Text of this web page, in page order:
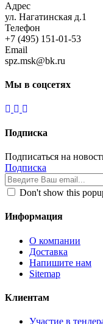
Адрес
ул. Нагатинская д.1
Телефон
+7 (495) 151-01-53
Email
spz.msk@bk.ru
Мы в соцсетях
Подписка
Подписаться на
Подписка
Don't show this
Информация
О компании
Доставка
Напишите нам
Sitemap
Клиентам
Участие в